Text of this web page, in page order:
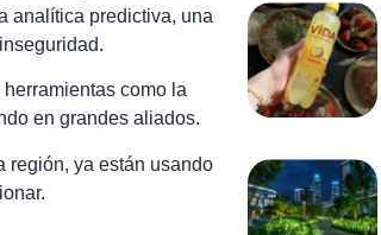
analítica predictiva, una
como la
en grandes aliados.
región, ya están usando